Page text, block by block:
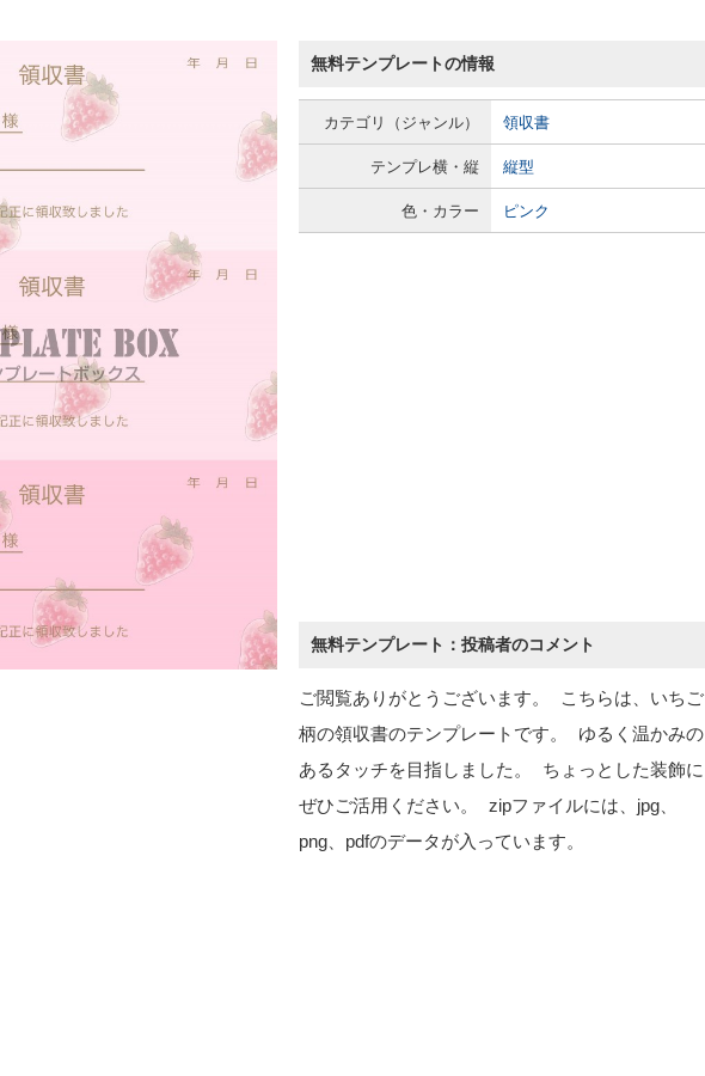
無料テンプレートの情報
カテゴリ（ジャンル） 領収書
テンプレ横・縦 縦型
色・カラー ピンク
無料テンプレート：投稿者のコメント
ご閲覧ありがとうございます。 こちらは、いちご
柄の領収書のテンプレートです。 ゆるく温かみの
あるタッチを目指しました。 ちょっとした装飾に
ぜひご活用ください。 zipファイルには、jpg、
png、pdfのデータが入っています。